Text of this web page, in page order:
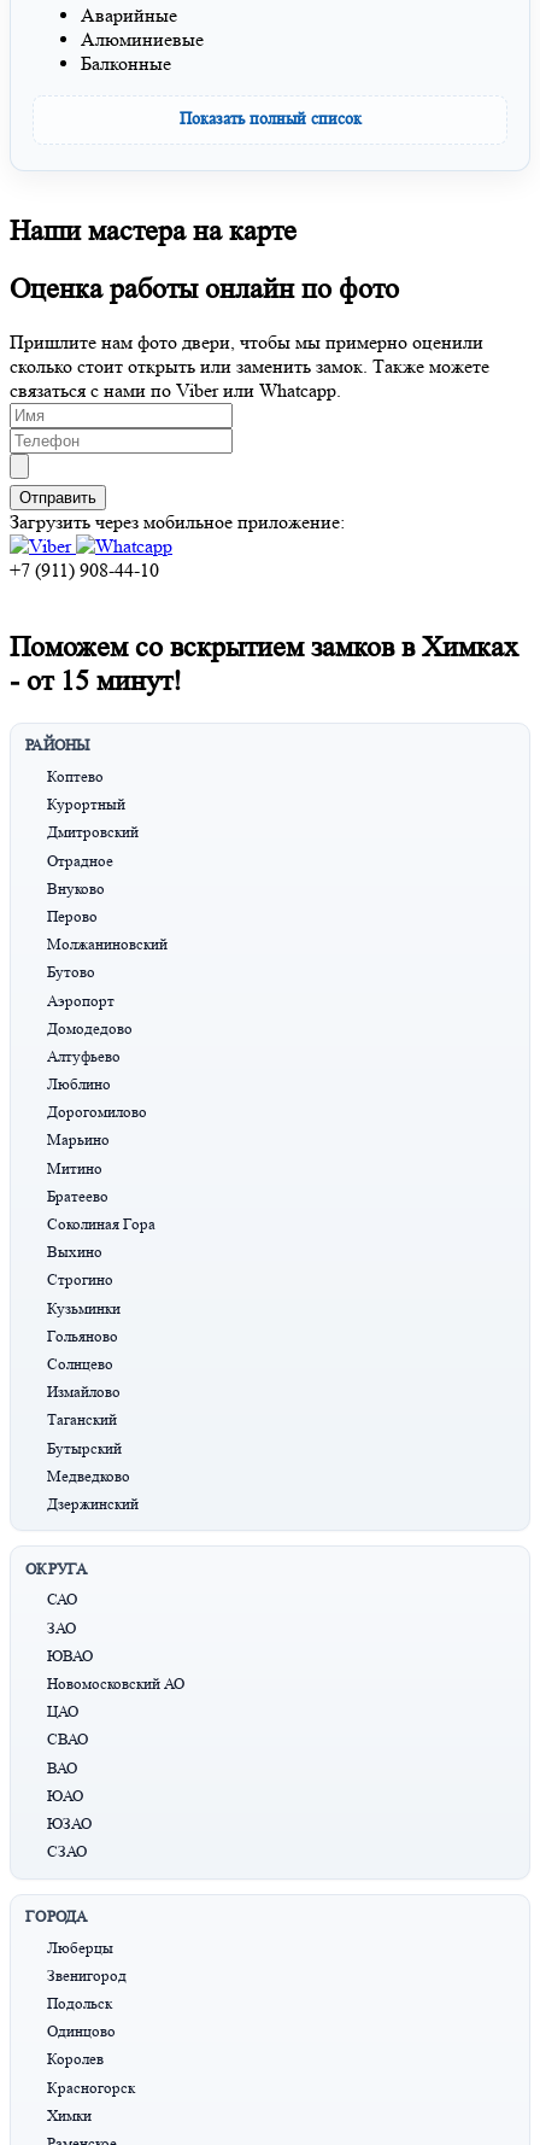
Аварийные
Алюминиевые
Балконные
Показать полный список
Наши мастера на карте
Оценка работы онлайн по фото
Пришлите нам фото двери, чтобы мы примерно оценили
сколько стоит открыть или заменить замок. Также можете
связаться с нами по Viber или Whatcapp.
Загрузить через мобильное приложение:
+7 (911) 908-44-10
Поможем со вскрытием замков в Химках
- от 15 минут!
РАЙОНЫ
Коптево
Курортный
Дмитровский
Отрадное
Внуково
Перово
Молжаниновский
Бутово
Аэропорт
Домодедово
Алтуфьево
Люблино
Дорогомилово
Марьино
Митино
Братеево
Соколиная Гора
Выхино
Строгино
Кузьминки
Гольяново
Солнцево
Измайлово
Таганский
Бутырский
Медведково
Дзержинский
ОКРУГА
САО
ЗАО
ЮВАО
Новомосковский АО
ЦАО
СВАО
ВАО
ЮАО
ЮЗАО
СЗАО
ГОРОДА
Люберцы
Звенигород
Подольск
Одинцово
Королев
Красногорск
Химки